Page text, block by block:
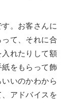
。お客さんに
て、それに合
れたりして額
をもらって飾
いのかわから
アドバイスを